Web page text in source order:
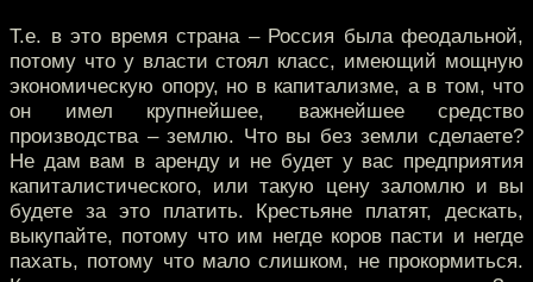
Т.е. в это время страна – Россия была феодальной,
потому что у власти стоял класс, имеющий мощную
экономическую опору, но в капитализме, а в том, что
он имел крупнейшее, важнейшее средство
производства – землю. Что вы без земли сделаете?
Не дам вам в аренду и не будет у вас предприятия
капиталистического, или такую цену заломлю и вы
будете за это платить. Крестьяне платят, дескать,
выкупайте, потому что им негде коров пасти и негде
пахать, потому что мало слишком, не прокормиться.